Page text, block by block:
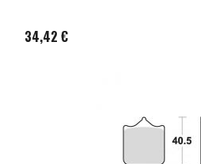
34,42 €